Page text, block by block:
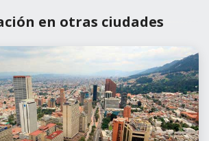
en otras ciudades